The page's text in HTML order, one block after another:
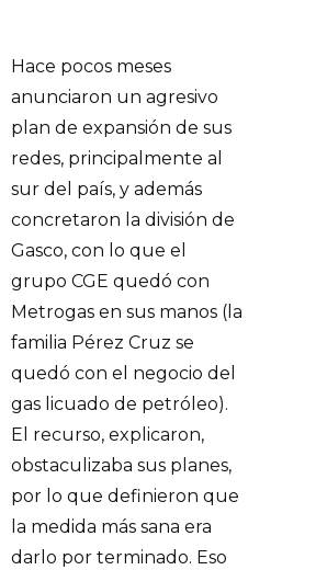
Hace pocos meses
anunciaron un agresivo
plan de expansión de sus
redes, principalmente al
sur del país, y además
concretaron la división de
Gasco, con lo que el
grupo CGE quedó con
Metrogas en sus manos (la
familia Pérez Cruz se
quedó con el negocio del
gas licuado de petróleo).
El recurso, explicaron,
obstaculizaba sus planes,
por lo que definieron que
la medida más sana era
darlo por terminado. Eso